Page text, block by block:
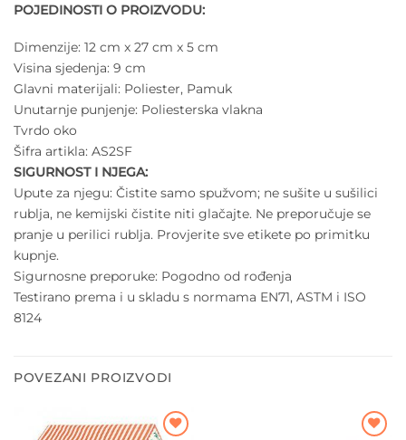
POJEDINOSTI O PROIZVODU:
Dimenzije: 12 cm x 27 cm x 5 cm
Visina sjedenja: 9 cm
Glavni materijali: Poliester, Pamuk
Unutarnje punjenje: Poliesterska vlakna
Tvrdo oko
Šifra artikla: AS2SF
SIGURNOST I NJEGA:
Upute za njegu: Čistite samo spužvom; ne sušite u sušilici
rublja, ne kemijski čistite niti glačajte. Ne preporučuje se
pranje u perilici rublja. Provjerite sve etikete po primitku
kupnje.
Sigurnosne preporuke: Pogodno od rođenja
Testirano prema i u skladu s normama EN71, ASTM i ISO
8124
POVEZANI PROIZVODI